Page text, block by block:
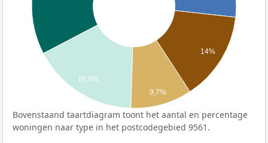
14%
16,8%
9,7%
Bovenstaand taartdiagram toont het aantal en percentage
woningen naar type in het postcodegebied 9561.